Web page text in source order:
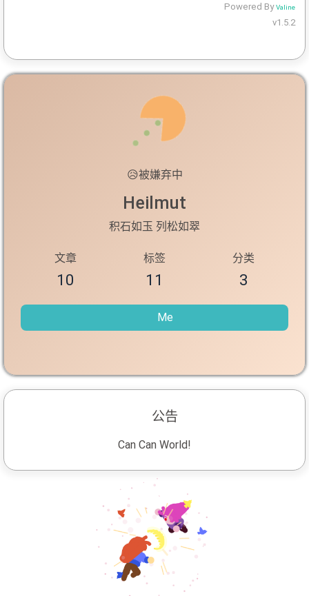
Powered ByValine
v1.5.2
😥被嫌弃中
Heilmut
积石如玉 列松如翠
文章
10
标签
11
分类
3
Me
公告
Can Can World!